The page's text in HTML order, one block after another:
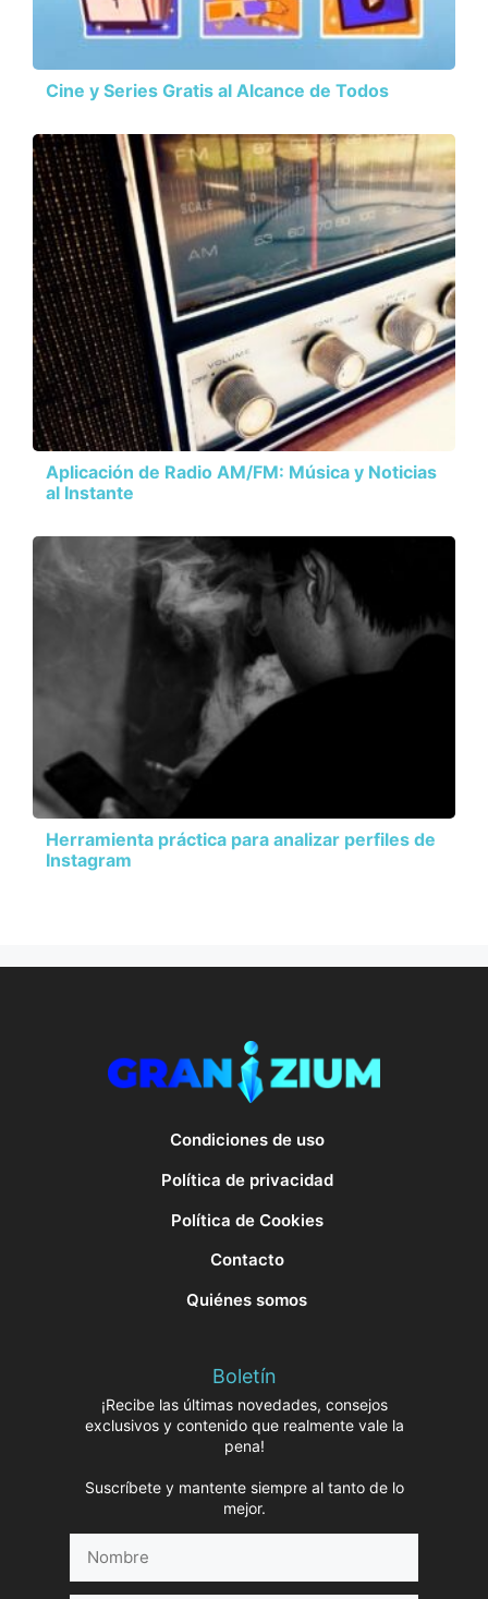
Cine y Series Gratis al Alcance de Todos
Aplicación de Radio AM/FM: Música y Noticias
al Instante
Herramienta práctica para analizar perfiles de
Instagram
Condiciones de uso
Política de privacidad
Política de Cookies
Contacto
Quiénes somos
Boletín
¡Recibe las últimas novedades, consejos
exclusivos y contenido que realmente vale la
pena!
Suscríbete y mantente siempre al tanto de lo
mejor.